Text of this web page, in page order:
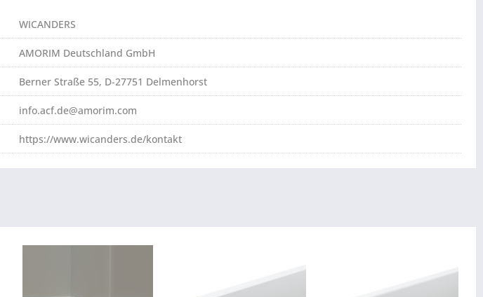
WICANDERS
AMORIM Deutschland GmbH
Berner Straße 55, D-27751 Delmenhorst
info.acf.de@amorim.com
https://www.wicanders.de/kontakt